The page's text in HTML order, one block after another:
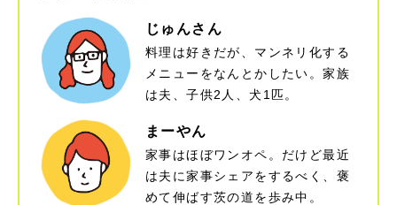
じゅんさん
料理は好きだが、マンネリ化する
メニューをなんとかしたい。家族
は夫、子供2人、犬1匹。​
まーやん
家事はほぼワンオペ。だけど最近
は夫に家事シェアをするべく、褒
めて伸ばす茨の道を歩み中。​